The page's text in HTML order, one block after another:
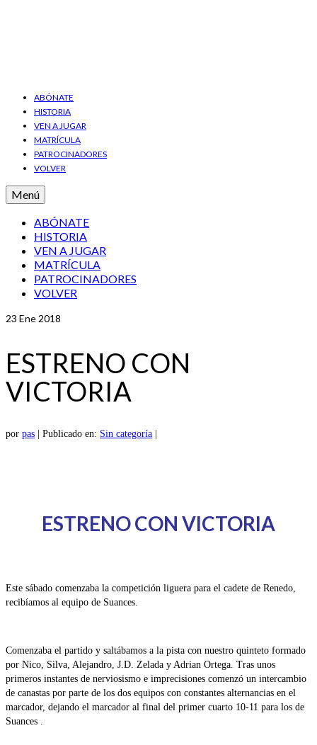
ABÓNATE
HISTORIA
VEN A JUGAR
MATRÍCULA
PATROCINADORES
VOLVER
Menú
ABÓNATE
HISTORIA
VEN A JUGAR
MATRÍCULA
PATROCINADORES
VOLVER
23 Ene 2018
ESTRENO CON
VICTORIA
por pas Publicado en: Sin categoría
ESTRENO CON VICTORIA
Este sábado comenzaba la competición liguera para el cadete de Renedo,
recibíamos al equipo de Suances.
Comenzaba el partido y saltábamos a la pista con nuestro quinteto formado
por Nico, Silva, Alejandro, J.D. Zelada y Adrian Ortega. Tras unos
primeros instantes de nerviosismo e imprecisiones comenzó un intercambio
de canastas por parte de los dos equipos con constantes alternancias en el
marcador, dejando el marcador al final del primer cuarto 10-11 para los de
Suances .